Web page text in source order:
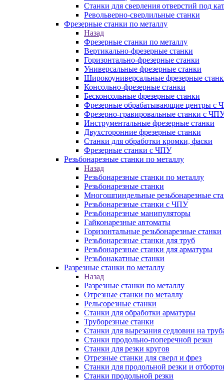
Станки для сверления отверстий под
Револьверно-сверлильные станки
Фрезерные станки по металлу
Назад
Фрезерные станки по металлу
Вертикально-фрезерные станки
Горизонтально-фрезерные станки
Универсальные фрезерные станки
Широкоуниверсальные фрезерные
Консольно-фрезерные станки
Бесконсольные фрезерные станки
Фрезерные обрабатывающие центры с
Фрезерно-гравировальные станки с
Инструментальные фрезерные станки
Двухсторонние фрезерные станки
Станки для обработки кромки, фаски
Фрезерные станки с ЧПУ
Резьбонарезные станки по металлу
Назад
Резьбонарезные станки по металлу
Резьбонарезные станки
Многошпиндельные резьбонарезные
Резьбонарезные станки с ЧПУ
Резьбонарезные манипуляторы
Гайконарезные автоматы
Горизонтальные резьбонарезные станки
Резьбонарезные станки для труб
Резьбонарезные станки для арматуры
Резьбонакатные станки
Разрезные станки по металлу
Назад
Разрезные станки по металлу
Отрезные станки по металлу
Рельсорезные станки
Станки для обработки арматуры
Труборезные станки
Станки для вырезания седловин на
Станки продольно-поперечной резки
Станки для резки кругов
Отрезные станки для сверл и фрез
Станки для продольной резки и
Станки продольной резки